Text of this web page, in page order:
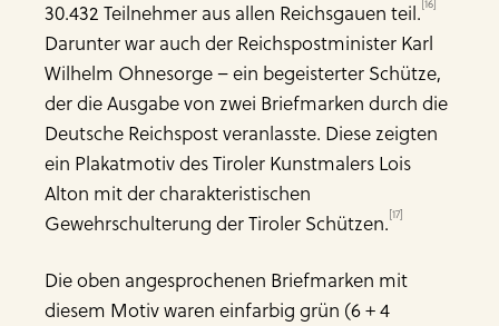
30.432 Teilnehmer aus allen Reichsgauen teil.[16]
Darunter war auch der Reichspostminister Karl
Wilhelm Ohnesorge – ein begeisterter Schütze,
der die Ausgabe von zwei Briefmarken durch die
Deutsche Reichspost veranlasste. Diese zeigten
ein Plakatmotiv des Tiroler Kunstmalers Lois
Alton mit der charakteristischen
Gewehrschulterung der Tiroler Schützen.[17]
Die oben angesprochenen Briefmarken mit
diesem Motiv waren einfarbig grün (6 + 4